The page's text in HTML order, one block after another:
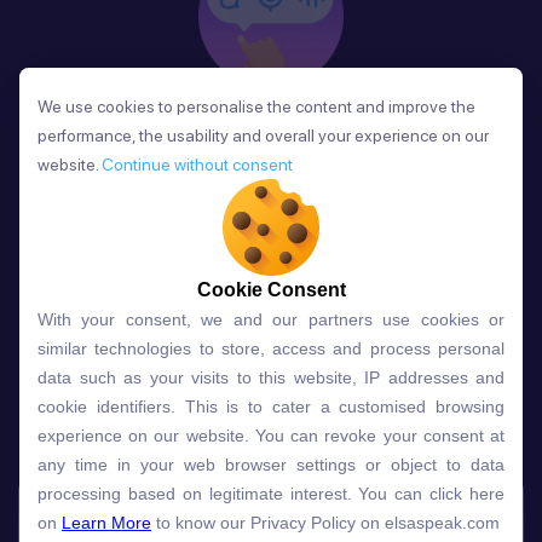
Phản Hồi
Sau mỗi bài học, người học nhận phản hồi về phát
âm và ngữ pháp ngay lập tức, giúp cải thiện kỹ năng
và tiến bộ nhanh chóng.
Lựa chọn gói học ELSA dành
cho bạn
Gói học Free Premium
Speech Analyzer
We use cookies to personalise the content and improve the
performance, the usability and overall your experience on our
website. Continue without consent
Cookie Consent
With your consent, we and our partners use cookies or
similar technologies to store, access and process personal
data such as your visits to this website, IP addresses and
cookie identifiers. This is to cater a customised browsing
experience on our website. You can revoke your consent at
any time in your web browser settings or object to data
processing based on legitimate interest. You can click here
on Learn More to know our Privacy Policy on elsaspeak.com
We use cookies to personalise the content and improve the
performance, the usability and overall your experience on our
website. Continue without consent
Cookie Consent
With your consent, we and our partners use cookies or
similar technologies to store, access and process personal
data such as your visits to this website, IP addresses and
cookie identifiers. This is to cater a customised browsing
experience on our website. You can revoke your consent at
any time in your web browser settings or object to data
processing based on legitimate interest. You can click here
on Learn More to know our Privacy Policy on elsaspeak.com